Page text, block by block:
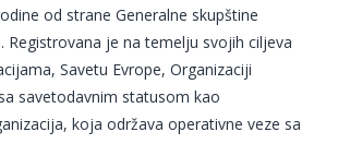
od strane Generalne skupštine
Registrovana je na temelju svojih ciljeva
Savetu Evrope, Organizaciji
savetodavnim statusom kao
koja održava operativne veze sa